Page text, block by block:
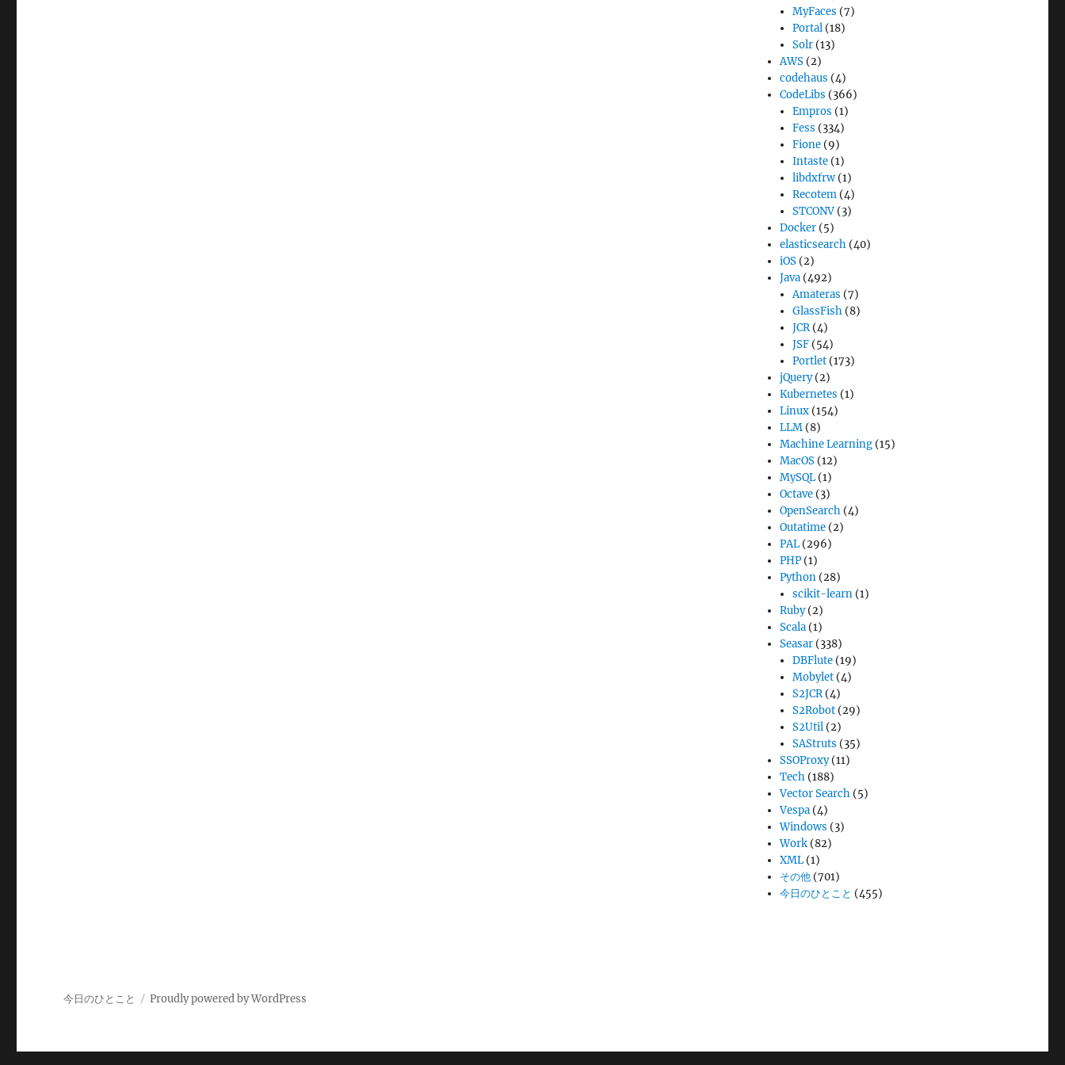
MyFaces (7)
Portal (18)
Solr (13)
AWS (2)
codehaus (4)
CodeLibs (366)
Empros (1)
Fess (334)
Fione (9)
Intaste (1)
libdxfrw (1)
Recotem (4)
STCONV (3)
Docker (5)
elasticsearch (40)
iOS (2)
Java (492)
Amateras (7)
GlassFish (8)
JCR(4)
JSF (54)
Portlet (173)
jQuery(2)
Kubernetes (1)
Linux (154)
LLM (8)
Machine Learning (15)
MacOS (12)
MySQL (1)
Octave (3)
OpenSearch (4)
Outatime (2)
PAL (296)
PHP (1)
Python (28)
scikit-learn (1)
Ruby(2)
Scala (1)
Seasar (338)
DBFlute (19)
Mobylet (4)
S2JCR(4)
S2Robot (29)
S2Util (2)
SAStruts (35)
SSOProxy(11)
Tech (188)
Vector Search (5)
Vespa (4)
Windows (3)
Work (82)
XML (1)
その他 (701)
今日のひとこと (455)
今日のひとこと Proudly powered by WordPress